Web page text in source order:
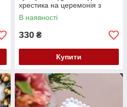
хрестика на церемонія з
вишивкою
В наявності
330 ₴
Купити